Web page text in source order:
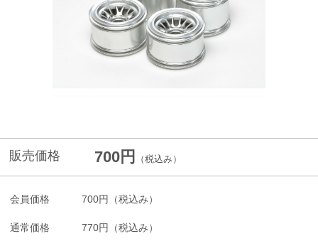
販売価格 700円 （税込み）
会員価格 700円 （税込み）
通常価格 770円 （税込み）